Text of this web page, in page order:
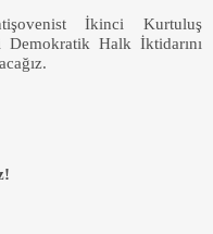
İkinci Kurtuluş
Demokratik Halk İktidarını